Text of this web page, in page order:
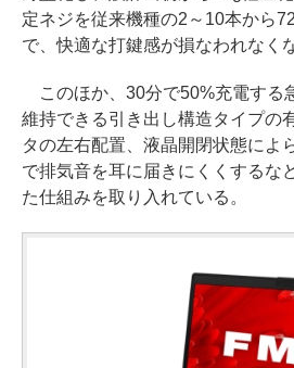
定ネジを従来機種の2～10本から
で、快適な打鍵感が損なわれなく
このほか、30分で50%充電する
維持できる引き出し構造タイプの
タの左右配置、液晶開閉状態によ
で排気音を耳に届きにくくするな
た仕組みを取り入れている。